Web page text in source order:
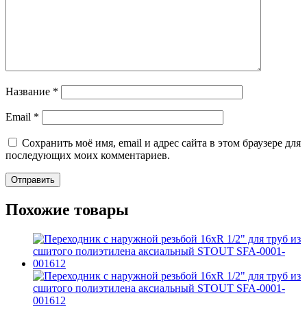
Название *
Email *
Сохранить моё имя, email и адрес сайта в этом браузере для
последующих моих комментариев.
Похожие товары